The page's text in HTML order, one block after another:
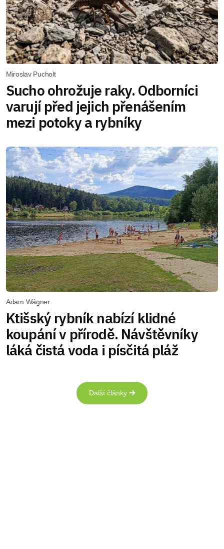
Miroslav Pucholt
Sucho ohrožuje raky. Odborníci
varují před jejich přenášením
mezi potoky a rybníky
Adam Wágner
Ktišský rybník nabízí klidné
koupání v přírodě. Návštěvníky
láká čistá voda i písčitá pláž
Další články